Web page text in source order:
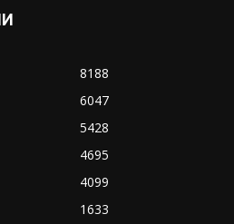
8188
6047
5428
4695
4099
1633